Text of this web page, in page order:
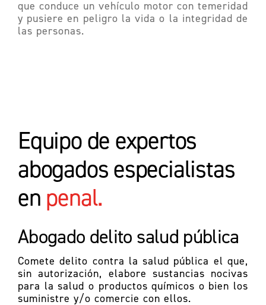
que conduce un vehículo motor con temeridad
y pusiere en peligro la vida o la integridad de
las personas.
Equipo de expertos
abogados especialistas
en penal.
Abogado delito salud pública
Comete delito contra la salud pública el que,
sin autorización, elabore sustancias nocivas
para la salud o productos químicos o bien los
suministre y/o comercie con ellos.